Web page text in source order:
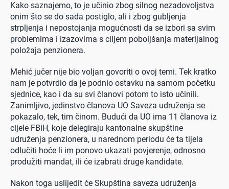
Kako saznajemo, to je učinio zbog silnog nezadovoljstva
onim što se do sada postiglo, ali i zbog gubljenja
strpljenja i nepostojanja mogućnosti da se izbori sa svim
problemima i izazovima s ciljem poboljšanja materijalnog
položaja penzionera.
Mehić jučer nije bio voljan govoriti o ovoj temi. Tek kratko
nam je potvrdio da je podnio ostavku na samom početku
sjednice, kao i da su svi članovi potom to isto učinili.
Zanimljivo, jedinstvo članova UO Saveza udruženja se
pokazalo, tek, tim činom. Budući da UO ima 11 članova iz
cijele FBiH, koje delegiraju kantonalne skupštine
udruženja penzionera, u narednom periodu će ta tijela
odlučiti hoće li im ponovo ukazati povjerenje, odnosno
produžiti mandat, ili će izabrati druge kandidate.
Nakon toga uslijedit će Skupština saveza udruženja